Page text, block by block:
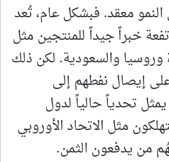
معقد. فبشكل عام، تُعد
خبراً جيداً للمنتجين مثل
وروسيا والسعودية. لكن ذلك
إيصال نفطهم إلى
تحدياً حالياً لدول
مثل الاتحاد الأوروبي
من يدفعون الثمن.